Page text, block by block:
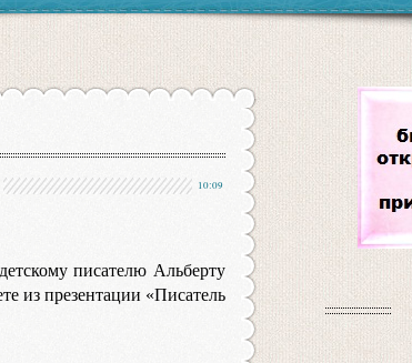
10:09
писателю Альберту
из презентации «Писатель